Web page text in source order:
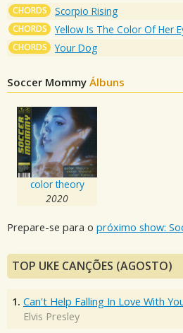
CHORDS Scorpio Rising
CHORDS Yellow Is The Color Of Her
CHORDS Your Dog
Soccer Mommy Álbuns
color theory
2020
Prepare-se para o próximo show:
TOP UKE CANÇÕES (AGOSTO)
1. Can't Help Falling In Love With
Elvis Presley